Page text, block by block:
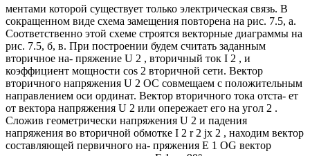
ментами которой существует только электрическая связь. В
сокращенном виде схема замещения повторена на рис. 7.5, а.
Соответственно этой схеме строятся векторные диаграммы на
рис. 7.5, б, в. При построении будем считать заданным
вторичное на- пряжение U 2 , вторичный ток I 2 , и
коэффициент мощности cos 2 вторичной сети. Вектор
вторичного напряжения U 2 OC совмещаем с положительным
направлением оси ординат. Вектор вторичного тока отста- ет
от вектора напряжения U 2 или опережает его на угол 2 .
Сложив геометрически напряжения U 2 и падения
напряжения во вторичной обмотке I 2 r 2 jx 2 , находим вектор
составляющей первичного на- пряжения E 1 OG вектор